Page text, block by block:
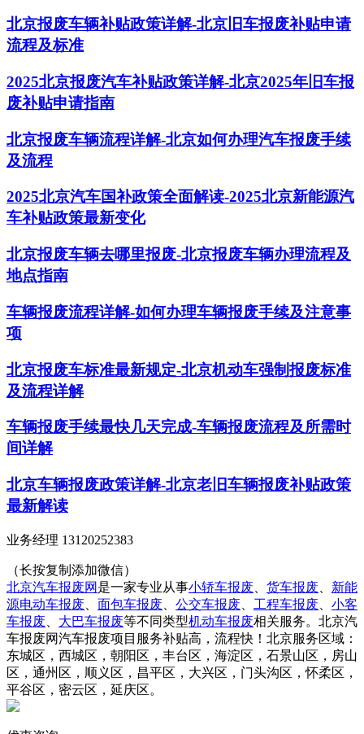
北京报废车辆补贴政策详解-北京旧车报废补贴申请
流程及标准
2025北京报废汽车补贴政策详解-北京2025年旧车报
废补贴申请指南
北京报废车辆流程详解-北京如何办理汽车报废手续
及流程
2025北京汽车国补政策全面解读-2025北京新能源汽
车补贴政策最新变化
北京报废车辆去哪里报废-北京报废车辆办理流程及
地点指南
车辆报废流程详解-如何办理车辆报废手续及注意事
项
北京报废车标准最新规定-北京机动车强制报废标准
及流程详解
车辆报废手续最快几天完成-车辆报废流程及所需时
间详解
北京车辆报废政策详解-北京老旧车辆报废补贴政策
最新解读
业务经理 13120252383
（长按复制添加微信）
北京汽车报废网 是一家专业从事小轿车报废 货车报废
新能
源电动车报废
面包车报废 公交车报废 工程车报废
小客
车报废
大巴车报废等不同类型机动车报废相关服务。北京汽
车报废网汽车报废项目服务补贴高，流程快！北京服务区域：
东城区，西城区，朝阳区，丰台区，海淀区，石景山区，房山
区，通州区，顺义区，昌平区，大兴区，门头沟区，怀柔区，
平谷区，密云区，延庆区。